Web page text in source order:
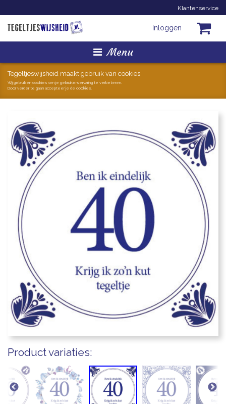
Klantenservice
Inloggen
Menu
Homepage
Tegeltjes
Mokken
Geschenkjes
Zoeken
Blogs
Tegeltjeswijsheid maakt gebruik van cookies.
Wij gebruiken cookies om je gebruikerservaring te verbeteren.
Door verder te gaan accepteer je de cookies.
Product variaties: